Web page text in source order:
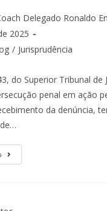
Delegado Ronaldo
2025
/ Jurisprudência
do Superior Tribunal de
penal em ação
da denúncia,